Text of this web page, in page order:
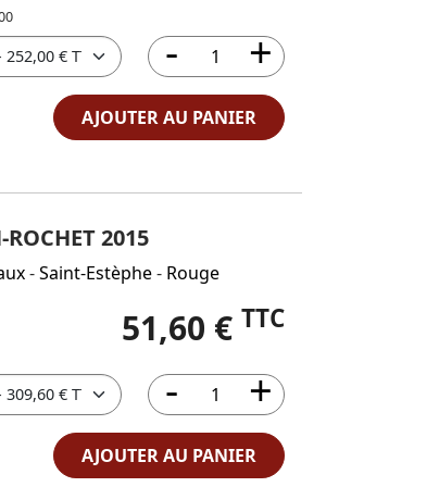
AJOUTER AU PANIER
2015
-Saint-Estèphe- Rouge
51,60 € TTC
AJOUTER AU PANIER